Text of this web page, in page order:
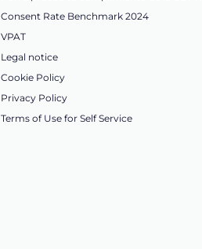
Consent Rate Benchmark 2024
VPAT
Legal notice
Cookie Policy
Privacy Policy
Terms of Use for Self Service